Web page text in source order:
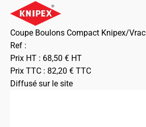
Coupe Boulons Compact Knipex/Vrac
Ref :
Prix HT : 68,50 € HT
Prix TTC : 82,20 € TTC
Diffusé sur le site